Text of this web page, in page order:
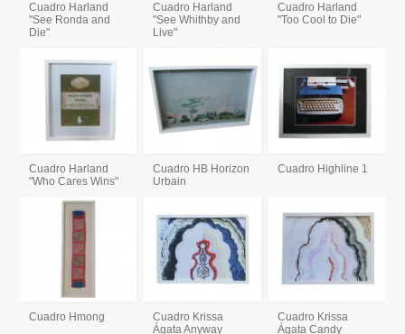
Cuadro Harland
"See Ronda and
Die"
Cuadro Harland
"See Whithby and
Live"
Cuadro Harland
"Too Cool to Die"
Cuadro Harland
"Who Cares Wins"
Cuadro HB Horizon
Urbain
Cuadro Highline 1
Cuadro Hmong
Cuadro Krissa
Ágata Anyway
Cuadro Krissa
Ágata Candy